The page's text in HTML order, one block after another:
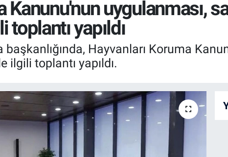
Kanunu'nun uygulanması,
yapıldı
başkanlığında, Hayvanları Koruma
ilgili toplantı yapıldı.